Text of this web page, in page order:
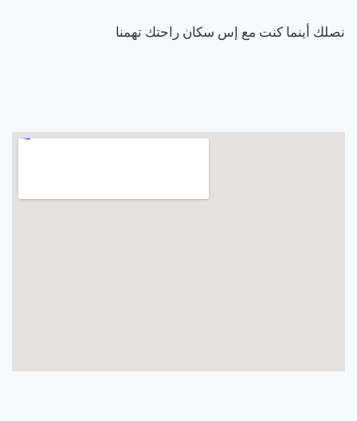
نصلك أينما كنت مع إس سكان راحتك تهمنا